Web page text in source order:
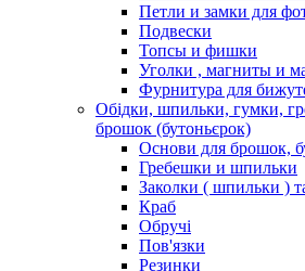
Петли и замки для
Подвески
Топсы и фишки
Уголки , магниты и
Фурнитура для
Обідки, шпильки, гумки,
брошок (бутоньєрок)
Основи для брошок,
Гребешки и шпильки
Заколки ( шпильки )
Краб
Обручі
Пов'язки
Резинки